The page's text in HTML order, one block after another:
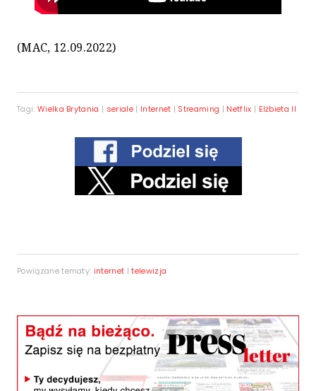
(MAC, 12.09.2022)
Tagi: Wielka Brytania | seriale| Internet | Streaming | Netflix | Elżbieta II
Powiązane tematy: internet |telewizja